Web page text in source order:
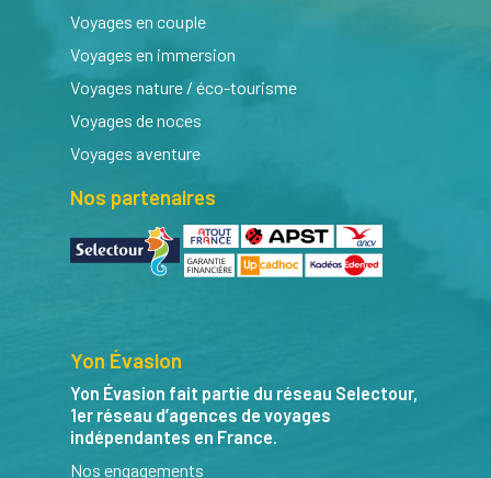
Voyages en couple
Voyages en immersion
Voyages nature / éco-tourisme
Voyages de noces
Voyages aventure
Nos partenaires
Yon Évasion
Yon Évasion fait partie du réseau Selectour,
1er réseau d’agences de voyages
indépendantes en France.
Nos engagements